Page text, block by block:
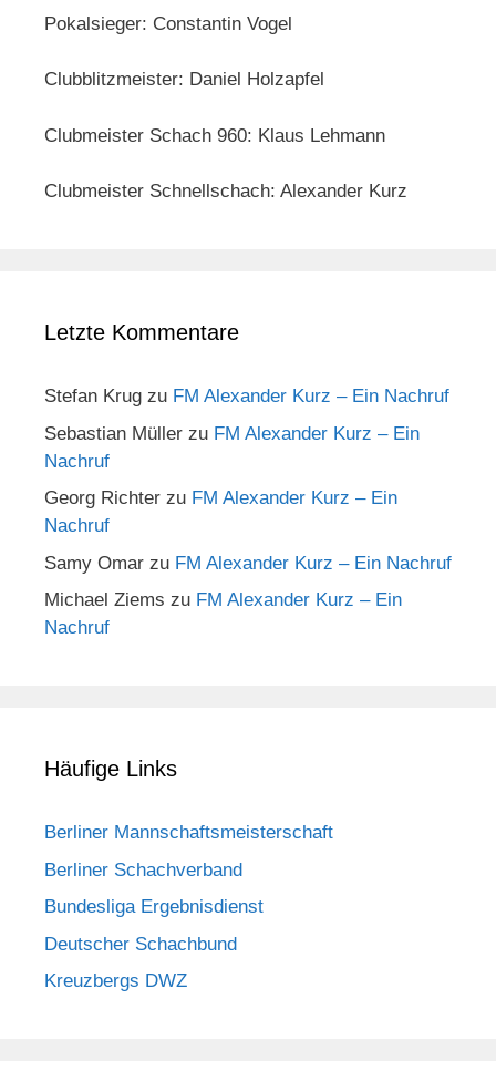
Pokalsieger: Constantin Vogel
Clubblitzmeister: Daniel Holzapfel
Clubmeister Schach 960: Klaus Lehmann
Clubmeister Schnellschach: Alexander Kurz
Letzte Kommentare
Stefan Krug zu FM Alexander Kurz – Ein Nachruf
Sebastian Müller zu FM Alexander Kurz – Ein
Nachruf
Georg Richter zu FM Alexander Kurz – Ein
Nachruf
Samy Omar zu FM Alexander Kurz – Ein Nachruf
Michael Ziems zu FM Alexander Kurz – Ein
Nachruf
Häufige Links
Berliner Mannschaftsmeisterschaft
Berliner Schachverband
Bundesliga Ergebnisdienst
Deutscher Schachbund
Kreuzbergs DWZ